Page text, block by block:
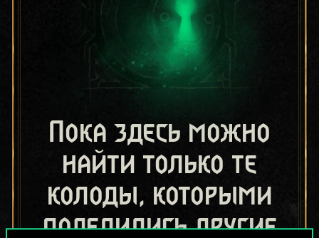
Пока здесь можно
найти только те
колоды, которыми
поделились другие